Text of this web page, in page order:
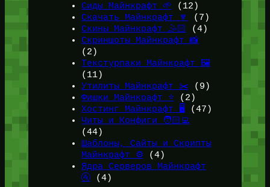
Сиды Майнкрафт 🌱
(12)
Скачать Майнкрафт 🔽
(7)
Скины Майнкрафт 🤹🏻
(4)
Скриншоты Майнкрафт 📸
(2)
Текстурпаки Майнкрафт 🖼️
(11)
Утилиты Майнкрафт ✂️ (9)
Фишки Майнкрафт ⭐(2)
Хостинг Майнкрафт 🖥️ (47)
Читы и Конфиги 🧑🏻‍💻
(44)
Шаблоны, Сайты и Скрипты
Майнкрафт ⚙️ (4)
Ядра Серверов Майнкрафт
🚰(4)